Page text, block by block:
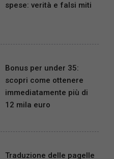
spese: verità e falsi miti
Bonus per under 35:
scopri come ottenere
immediatamente più di
12 mila euro
Traduzione delle pagelle